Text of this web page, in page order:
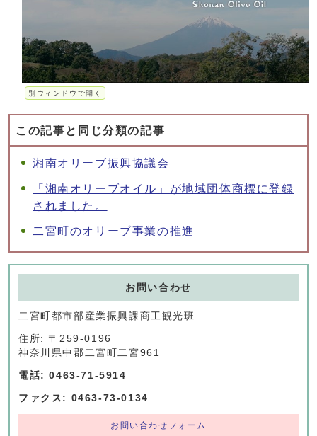
別ウィンドウで開く
この記事と同じ分類の記事
湘南オリーブ振興協議会
「湘南オリーブオイル」が地域団体商標に登録
されました。
二宮町のオリーブ事業の推進
お問い合わせ
二宮町都市部産業振興課商工観光班
住所: 〒259-0196
神奈川県中郡二宮町二宮961
電話: 0463-71-5914
ファクス: 0463-73-0134
お問い合わせフォーム